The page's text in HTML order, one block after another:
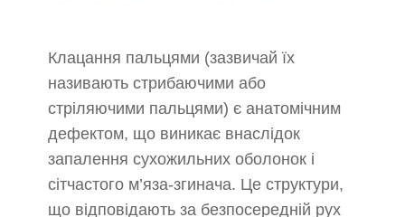
Клацання пальцями (зазвичай їх
називають стрибаючими або
стріляючими пальцями) є анатомічним
дефектом, що виникає внаслідок
запалення сухожильних оболонок і
сітчастого м’яза-згинача. Це структури,
що відповідають за безпосередній рух